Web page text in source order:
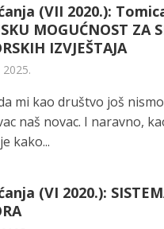
(VII 2020.):
MOGUĆNOST ZA
IZVJEŠTAJA
2025.
mi kao društvo još
naš novac. I naravno,
kako...
(VI 2020.):